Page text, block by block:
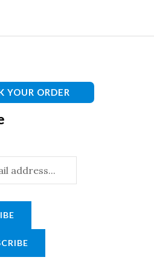
YOUR ORDER